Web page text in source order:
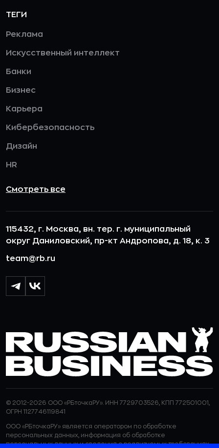
ТЕГИ
Реклама
Искусственный интеллект
Банки
Бизнес
Карьера
Кибербезопасность
Дизайн
HR
Смотреть все
115432, г. Москва, вн. тер. г. муниципальный
округ Даниловский, пр-кт Андропова, д. 18, к. 3
team@rb.ru
© 2012-2026 ООО «РБточкаРУ». ИНН 7729703526, КПП 772501001,
ОГРН 1127746119841
ООО «РБточкаРУ» является оператором по обработке
персональных данных, информация об обработке
персональных данных и сведения о реализуемых требованиях